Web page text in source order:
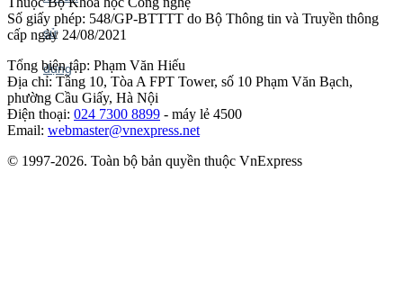
Số giấy phép: 548/GP-BTTTT do Bộ Thông tin và Truyền thông
cấp ngày 24/08/2021
Tổng biên tập: Phạm Văn Hiếu
Địa chỉ: Tầng 10, Tòa A FPT Tower, số 10 Phạm Văn Bạch,
phường Cầu Giấy, Hà Nội
Điện thoại: 024 7300 8899 - máy lẻ 4500
Email: webmaster@vnexpress.net
© 1997-2026. Toàn bộ bản quyền thuộc VnExpress